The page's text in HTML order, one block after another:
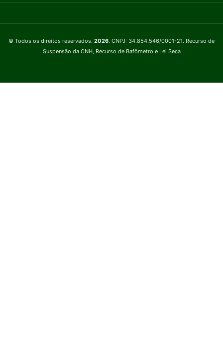
© Todos os direitos reservados. 2026. CNPJ: 34.854.546/0001-21. Recurso de
Suspensão da CNH, Recurso de Bafômetro e Lei Seca